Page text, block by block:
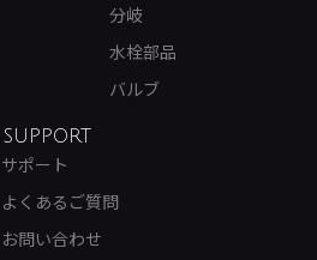
分岐
水栓部品
バルブ
SUPPORT
サポート
よくあるご質問
お問い合わせ